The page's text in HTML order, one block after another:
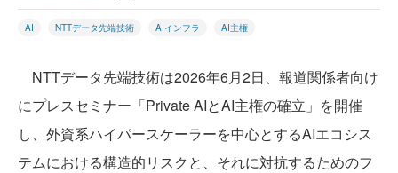
AI NTTデータ先端技術 AIインフラ AI主権
NTTデータ先端技術は2026年6月2日、報道関係者向け
にプレスセミナー「Private AIとAI主権の確立」を開催
し、外資系ハイパースケーラーを中心とするAIエコシス
テムにおける構造的リスクと、それに対抗するためのフ